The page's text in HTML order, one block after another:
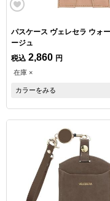
パスケース ヴェレセラ ウォ
ージュ
税込 2,860 円
在庫 ×
カラーをみる